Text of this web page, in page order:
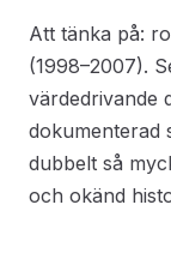
Att tänka på:
(1998–2007).
värdedrivande
dokumenterad
dubbelt så
och okänd